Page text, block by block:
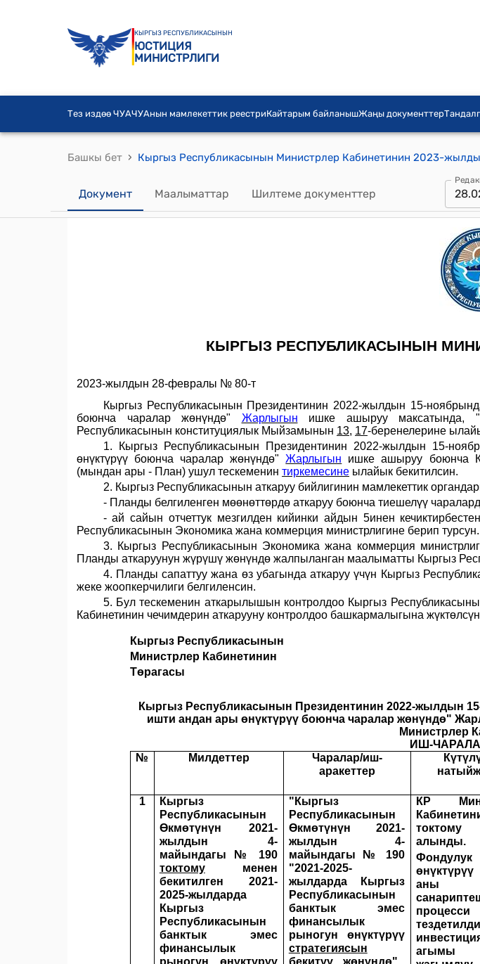
КЫРГЫЗ РЕСПУБЛИКАСЫНЫН
ЮСТИЦИЯ
МИНИСТРЛИГИ
Тез издөө ЧУАЧУАнын мамлекеттик реестриКайтарым байланышЖаңы документтер
Башкы бет ›
Документ Маалыматтар Шилтеме документтер